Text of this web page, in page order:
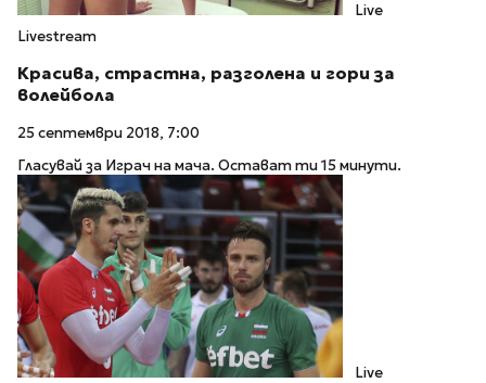
Live
Livestream
Красива, страстна, разголена и гори за
волейбола
25 септември 2018, 7:00
Гласувай за Играч на мача. Остават ти 15 минути.
Live